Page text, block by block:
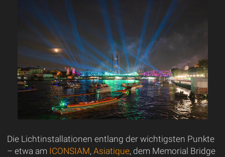
Die Lichtinstallationen entlang der wichtigsten Punkte
– etwa am ICONSIAM, Asiatique, dem Memorial Bridge